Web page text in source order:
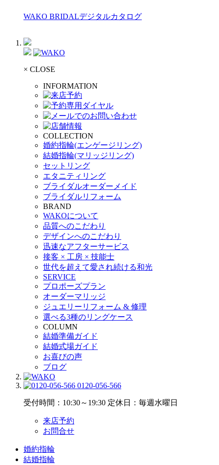
WAKO BRIDALデジタルカタログ
× CLOSE
INFORMATION
COLLECTION
婚約指輪(エンゲージリング)
結婚指輪(マリッジリング)
セットリング
エタニティリング
ブライダルオーダーメイド
ブライダルリフォーム
BRAND
WAKOについて
品質へのこだわり
デザインへのこだわり
迅速なアフターサービス
接客 × 工房 × 技能士
世代を超えて愛され続ける和光
SERVICE
プロポーズプラン
オーダーマリッジ
ジュエリーリフォーム & 修理
選べる3種のリングケース
COLUMN
結婚準備ガイド
結婚式場ガイド
お喜びの声
ブログ
0120-056-566
受付時間：10:30～19:30 定休日：毎週水曜日
来店予約
お問合せ
婚約指輪
結婚指輪